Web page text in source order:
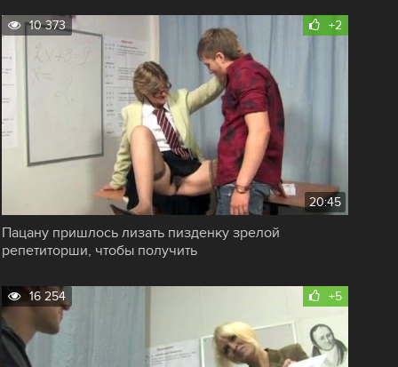
+2
10 373
20:45
Пацану пришлось лизать пизденку зрелой
репетиторши, чтобы получить
+5
16 254